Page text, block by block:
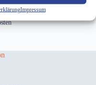
Impressum